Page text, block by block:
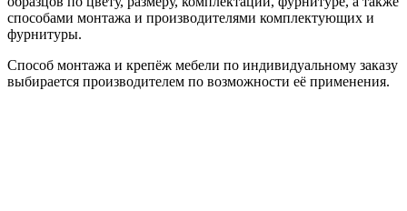
способами монтажа и производителями комплектующих и
фурнитуры.
Способ монтажа и крепёж мебели по индивидуальному заказу
выбирается производителем по возможности её применения.